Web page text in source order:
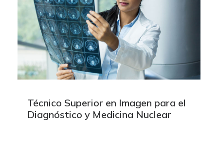
Técnico Superior en Imagen para el
Diagnóstico y Medicina Nuclear